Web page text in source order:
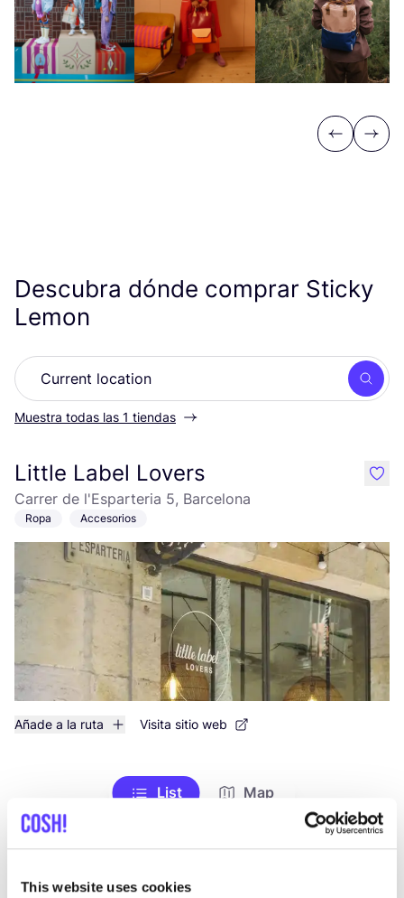
This website uses cookies
Previous
Next
Descubra dónde comprar Sticky
Lemon
Muestra todas las 1 tiendas
Little Label Lovers
Carrer de l'Esparteria 5, Barcelona
Ropa Accesorios
Añade a la ruta Visita sitio web
like
List Map